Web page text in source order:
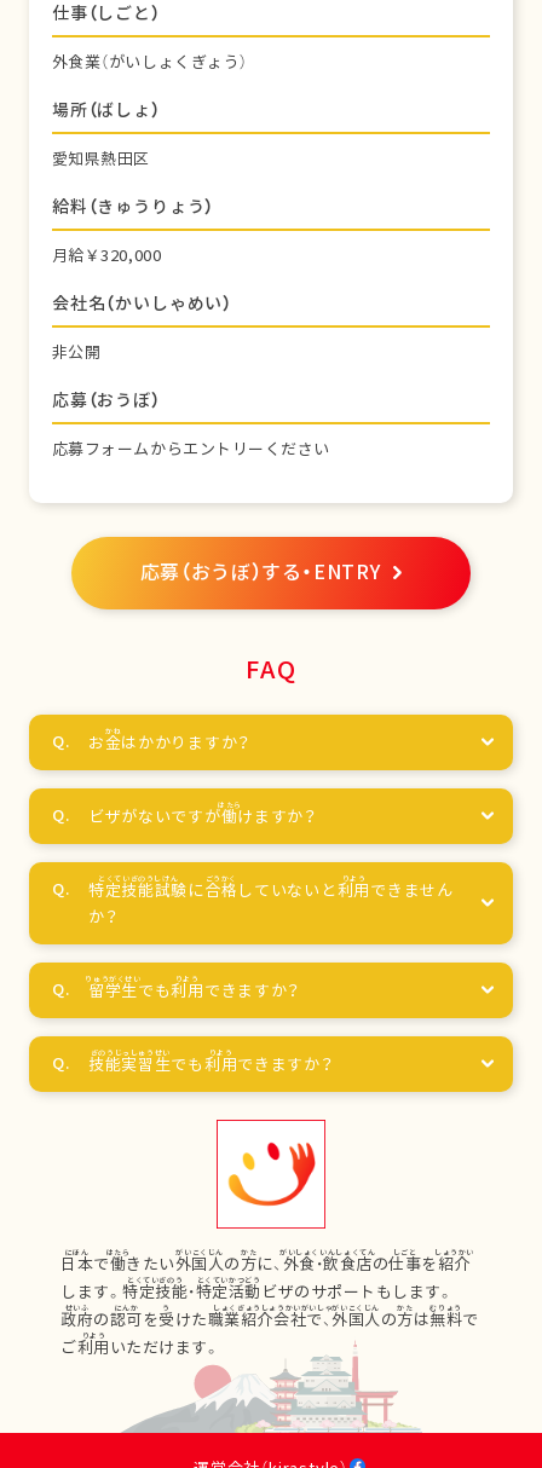
仕事（しごと）
外食業（がいしょくぎょう）
場所（ばしょ）
愛知県熱田区
給料（きゅうりょう）
月給￥320,000
会社名（かいしゃめい）
非公開
応募（おうぼ）
応募フォームからエントリーください
応募（おうぼ）する・ENTRY
FAQ
お金はかかりますか？
ビザがないですが働けますか？
特定技能試験に合格 していないと利用 できません
か？
留学生でも利用 できますか？
技能実習生でも利用できますか？
日本で働きたい外国人の方に、 外食 ・飲食店の仕事を紹介
します。特定技能・特定活動 ビザのサポートもします。
政府の認可を受けた職業紹介会社で、 外国人の方は無料で
ご利用 いただけます。